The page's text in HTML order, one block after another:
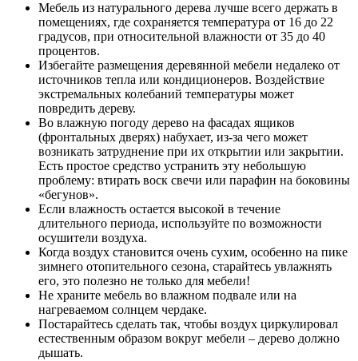
Мебель из натурального дерева лучше всего держать в
помещениях, где сохраняется температура от 16 до 22
градусов, при относительной влажности от 35 до 40
процентов.
Избегайте размещения деревянной мебели недалеко от
источников тепла или кондиционеров. Воздействие
экстремальных колебаний температуры может
повредить дереву.
Во влажную погоду дерево на фасадах ящиков
(фронтальных дверях) набухает, из-за чего может
возникать затруднение при их открытии или закрытии.
Есть простое средство устранить эту небольшую
проблему: втирать воск свечи или парафин на боковины
«бегунов».
Если влажность остается высокой в течение
длительного периода, используйте по возможности
осушители воздуха.
Когда воздух становится очень сухим, особенно на пике
зимнего отопительного сезона, старайтесь увлажнять
его, это полезно не только для мебели!
Не храните мебель во влажном подвале или на
нагреваемом солнцем чердаке.
Постарайтесь сделать так, чтобы воздух циркулировал
естественным образом вокруг мебели – дерево должно
дышать.